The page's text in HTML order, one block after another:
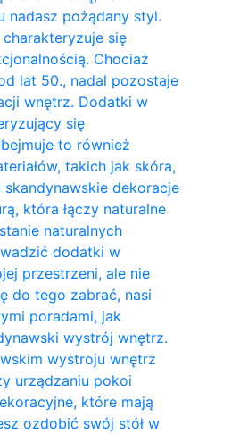
nadasz pożądany styl.
się
Chociaż
lat 50., nadal pozostaje
wnętrz. Dodatki w
się
to również
takich jak skóra,
dekoracje
która łączy naturalne
naturalnych
dodatki w
przestrzeni, ale nie
do tego zabrać, nasi
poradami, jak
wystrój wnętrz.
wystroju wnętrz
urządzaniu pokoi
które mają
ozdobić swój stół w